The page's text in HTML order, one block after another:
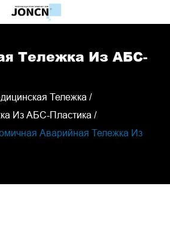
Тележка Из АБС-
Тележка /
Из АБС-Пластика /
Аварийная Тележка Из